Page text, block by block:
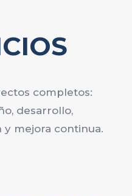
completos:
desarrollo,
y mejora continua.